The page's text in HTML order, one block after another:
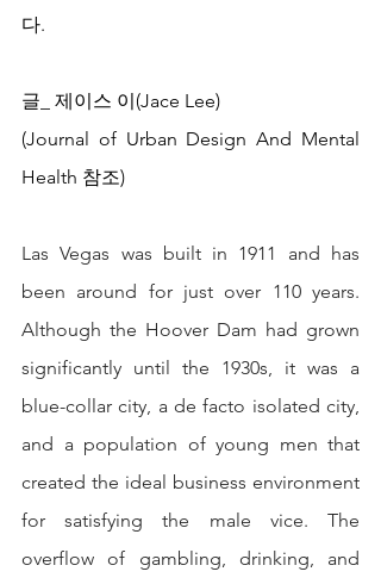
다.
글_ 제이스 이(Jace Lee)
(Journal of Urban Design And Mental
Health 참조)
Las Vegas was built in 1911 and has
been around for just over 110 years.
Although the Hoover Dam had grown
significantly until the 1930s, it was a
blue-collar city, a de facto isolated city,
and a population of young men that
created the ideal business environment
for satisfying the male vice. The
overflow of gambling, drinking, and